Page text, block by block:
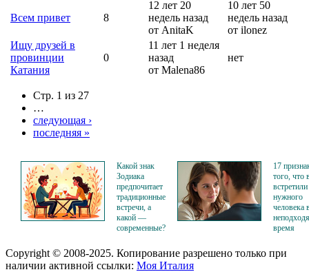
Всем привет 8
12 лет 20
недель назад
от AnitaK
10 лет 50
недель назад
от ilonez
Ищу друзей в
провинции
Катания
0
11 лет 1 неделя
назад
от Malena86
нет
Стр. 1 из 27
…
следующая ›
последняя »
Какой знак
Зодиака
предпочитает
традиционные
встречи, а
какой —
современные?
17
того, что
встретили
нужного
человека
время
Copyright © 2008-2025. Копирование разрешено только при
наличии активной ссылки: Моя Италия